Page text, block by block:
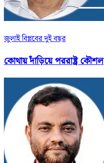
জুলাই বিপ্লবের দুই বছর
কোথায় দাঁড়িয়ে পররাষ্ট্র কৌশল